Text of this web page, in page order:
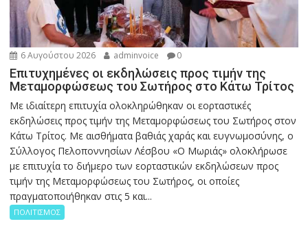
6 Αυγούστου 2026 adminvoice 0
Επιτυχημένες οι εκδηλώσεις προς τιμήν της
Μεταμορφώσεως του Σωτήρος στο Κάτω Τρίτος
Με ιδιαίτερη επιτυχία ολοκληρώθηκαν οι εορταστικές
εκδηλώσεις προς τιμήν της Μεταμορφώσεως του Σωτήρος στον
Κάτω Τρίτος. Με αισθήματα βαθιάς χαράς και ευγνωμοσύνης, ο
Σύλλογος Πελοποννησίων Λέσβου «Ο Μωριάς» ολοκλήρωσε
με επιτυχία το διήμερο των εορταστικών εκδηλώσεων προς
τιμήν της Μεταμορφώσεως του Σωτήρος, οι οποίες
πραγματοποιήθηκαν στις 5 και...
ΠΟΛΙΤΙΣΜΟΣ